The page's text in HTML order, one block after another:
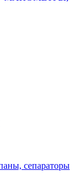
сепараторы